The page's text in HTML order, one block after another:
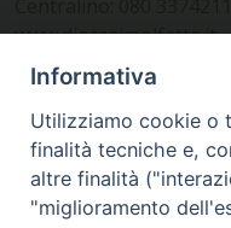
www.diocesimolfetta.it –
Ufficio
Piazza Giovene 4 –
Informativa
Utilizziamo cookie o
finalità tecniche e,
altre finalità
"miglioramento